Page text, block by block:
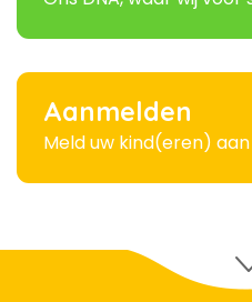
Aanmelden
Meld uw kind(eren)